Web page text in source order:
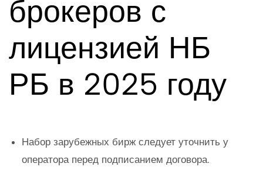
брокеров с
лицензией НБ
РБ в 2025 году
Набор зарубежных бирж следует уточнить у
оператора перед подписанием договора.